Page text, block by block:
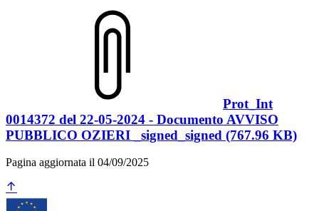
Prot_Int
0014372 del 22-05-2024 - Documento AVVISO
PUBBLICO OZIERI _signed_signed (767.96 KB)
Pagina aggiornata il 04/09/2025